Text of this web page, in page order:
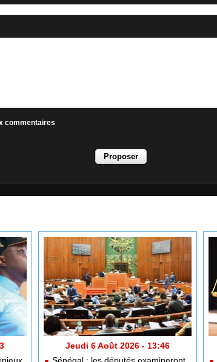
commentaires
Jeudi 6 Août 2026 - 13:46